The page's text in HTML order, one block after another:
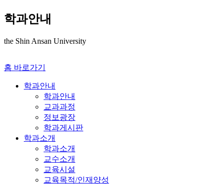
학과안내
the Shin Ansan University
홈 바로가기
학과안내
학과안내
교과과정
정보광장
학과게시판
학과소개
학과소개
교수소개
교육시설
교육목적/인재양성